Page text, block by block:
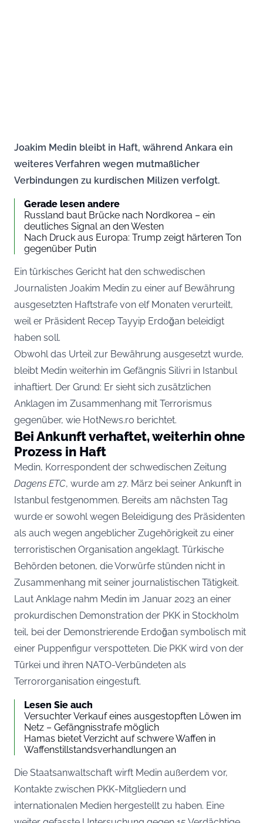
Joakim Medin bleibt in Haft, während Ankara ein
weiteres Verfahren wegen mutmaßlicher
Verbindungen zu kurdischen Milizen verfolgt.
Gerade lesen andere
Russland baut Brücke nach Nordkorea – ein
deutliches Signal an den Westen
Nach Druck aus Europa: Trump zeigt härteren Ton
gegenüber Putin
Ein türkisches Gericht hat den schwedischen
Journalisten Joakim Medin zu einer auf Bewährung
ausgesetzten Haftstrafe von elf Monaten verurteilt,
weil er Präsident Recep Tayyip Erdoğan beleidigt
haben soll.
Obwohl das Urteil zur Bewährung ausgesetzt wurde,
bleibt Medin weiterhin im Gefängnis Silivri in Istanbul
inhaftiert. Der Grund: Er sieht sich zusätzlichen
Anklagen im Zusammenhang mit Terrorismus
gegenüber, wie HotNews.ro berichtet.
Bei Ankunft verhaftet, weiterhin ohne
Prozess in Haft
Medin, Korrespondent der schwedischen Zeitung
Dagens ETC, wurde am 27. März bei seiner Ankunft in
Istanbul festgenommen. Bereits am nächsten Tag
wurde er sowohl wegen Beleidigung des Präsidenten
als auch wegen angeblicher Zugehörigkeit zu einer
terroristischen Organisation angeklagt. Türkische
Behörden betonen, die Vorwürfe stünden nicht in
Zusammenhang mit seiner journalistischen Tätigkeit.
Laut Anklage nahm Medin im Januar 2023 an einer
prokurdischen Demonstration der PKK in Stockholm
teil, bei der Demonstrierende Erdoğan symbolisch mit
einer Puppenfigur verspotteten. Die PKK wird von der
Türkei und ihren NATO-Verbündeten als
Terrororganisation eingestuft.
Lesen Sie auch
Versuchter Verkauf eines ausgestopften Löwen im
Netz – Gefängnisstrafe möglich
Hamas bietet Verzicht auf schwere Waffen in
Waffenstillstandsverhandlungen an
Die Staatsanwaltschaft wirft Medin außerdem vor,
Kontakte zwischen PKK-Mitgliedern und
internationalen Medien hergestellt zu haben. Eine